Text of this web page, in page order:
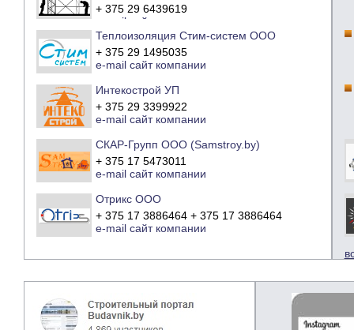
+ 375 29 6439619
e-mail
сайт компании
Теплоизоляция Стим-систем ООО
+ 375 29 1495035
e-mail сайт компании
Интекострой УП
+ 375 29 3399922
e-mail сайт компании
СКАР-Групп ООО (Samstroy.by)
+ 375 17 5473011
e-mail сайт компании
Отрикс ООО
+ 375 17 3886464 + 375 17 3886464
e-mail сайт компании